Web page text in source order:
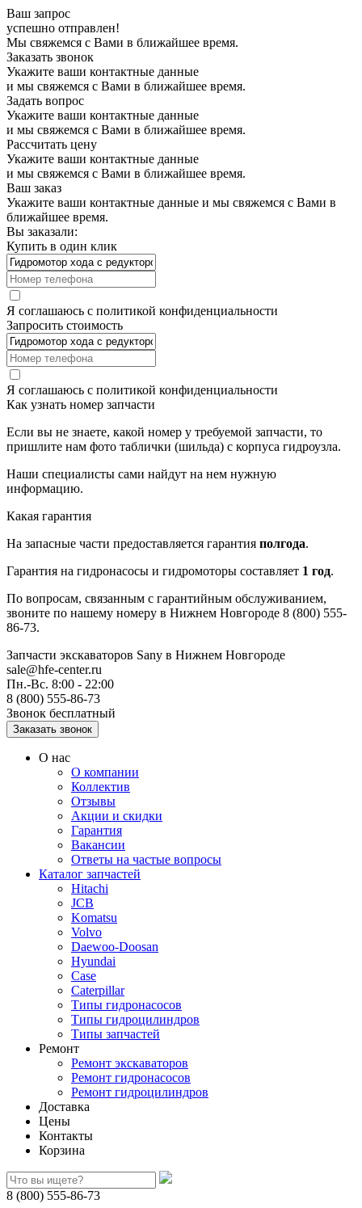
Ваш запрос
успешно отправлен!
Мы свяжемся с Вами в ближайшее время.
Заказать звонок
Укажите ваши контактные данные
и мы свяжемся с Вами в ближайшее время.
Задать вопрос
Укажите ваши контактные данные
и мы свяжемся с Вами в ближайшее время.
Рассчитать цену
Укажите ваши контактные данные
и мы свяжемся с Вами в ближайшее время.
Ваш заказ
Укажите ваши контактные данные и мы свяжемся с Вами в
ближайшее время.
Вы заказали:
Купить в один клик
Я соглашаюсь с политикой конфиденциальности
Запросить стоимость
Я соглашаюсь с политикой конфиденциальности
Как узнать номер запчасти
Если вы не знаете, какой номер у требуемой запчасти, то
пришлите нам фото таблички (шильда) с корпуса гидроузла.
Наши специалисты сами найдут на нем нужную
информацию.
Какая гарантия
На запасные части предоставляется гарантия полгода.
Гарантия на гидронасосы и гидромоторы составляет 1 год.
По вопросам, связанным с гарантийным обслуживанием,
звоните по нашему номеру в Нижнем Новгороде 8 (800) 555-
86-73.
Запчасти экскаваторов Sany в Нижнем Новгороде
sale@hfe-center.ru
Пн.-Вс. 8:00 - 22:00
8 (800) 555-86-73
Звонок бесплатный
О нас
О компании
Коллектив
Отзывы
Акции и скидки
Гарантия
Вакансии
Ответы на частые вопросы
Каталог запчастей
Hitachi
JCB
Komatsu
Volvo
Daewoo-Doosan
Hyundai
Case
Caterpillar
Типы гидронасосов
Типы гидроцилиндров
Типы запчастей
Ремонт
Ремонт экскаваторов
Ремонт гидронасосов
Ремонт гидроцилиндров
Доставка
Цены
Контакты
Корзина
8 (800) 555-86-73